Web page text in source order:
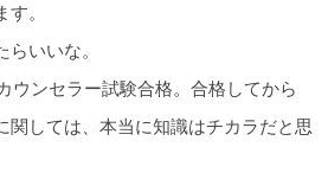
。
いいな。
ウンセラー試験合格。合格してから
関しては、本当に知識はチカラだと思